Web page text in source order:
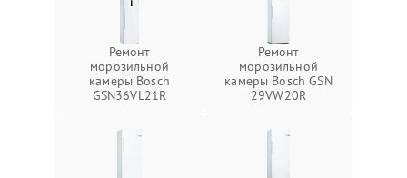
Ремонт
морозильной
камеры Bosch
GSN36VL21R
Ремонт
морозильной
камеры Bosch GSN
29VW20R